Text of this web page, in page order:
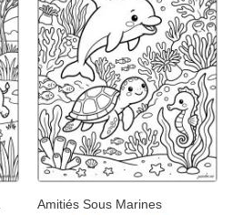
Amitiés Sous Marines